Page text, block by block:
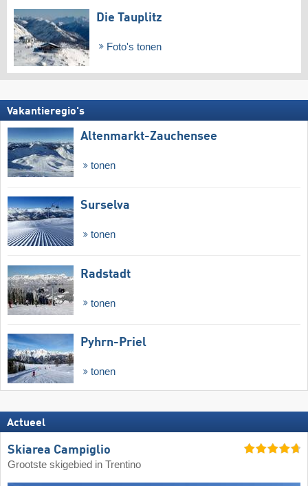
Die Tauplitz
Foto's tonen
Vakantieregio's
Altenmarkt-Zauchensee
tonen
Surselva
tonen
Radstadt
tonen
Pyhrn-Priel
tonen
Actueel
Skiarea Campiglio
Grootste skigebied in Trentino